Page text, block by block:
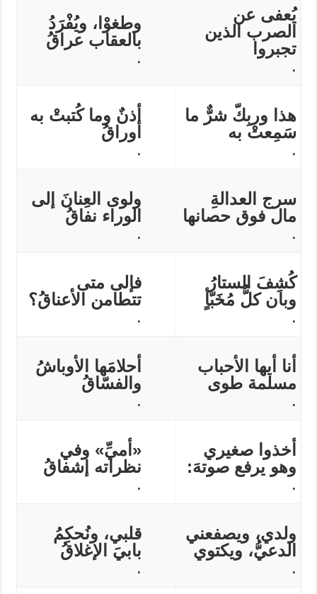
يُعفى عن
الصرب الذين
تجبروا
.
وطغوْا، ويُفْرَدُ
بالعقاب عراقُ
.
هذا وربِكّ شرٌّ ما
سَمِعتْ به
.
أذنٌ وما كُتبتْ به
أوراقُ
.
سرج العدالةِ
مال فوق حصانها
.
ولوى العِنانَ إلى
الوراء نفاقُ
.
كُشِفَ الستارُ
وبان كلُّ مُخَبّأٍ
.
فإلى متى
تتطامن الأعناقُ؟
.
أنا أيها الأحباب
مسلمة طوى
.
أحلامَها الأوباشُ
والفسّاقُ
.
أخذوا صغيري
وهو يرفع صوتهَ:
.
«أميِّ» وفي
نظراته إشفاقُ
.
ولدي، ويصفعني
الدعيُّ، ويكتوي
.
قلبي، ونُحكِمُ
بابيَ الإغلاقُ
.